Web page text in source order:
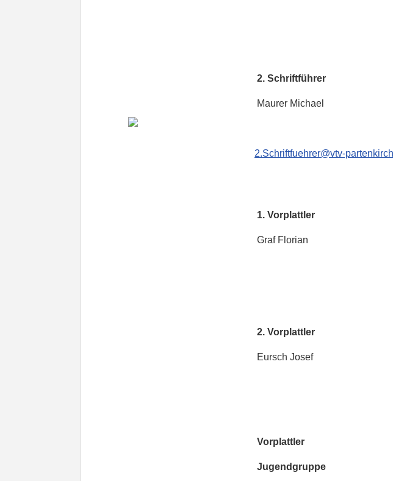
2. Schriftführer
Maurer Michael
2.Schriftfuehrer@vtv-
1. Vorplattler
Graf Florian
2. Vorplattler
Eursch Josef
Vorplattler
Jugendgruppe